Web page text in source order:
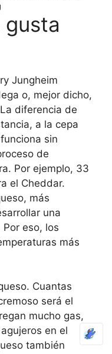
gusta
Jungheim
o, mejor dicho,
diferencia de
a la cepa
sin
de
Por ejemplo, 33
el Cheddar.
más
una
eso, los
más
Cuantas
será el
mucho gas,
en el
también